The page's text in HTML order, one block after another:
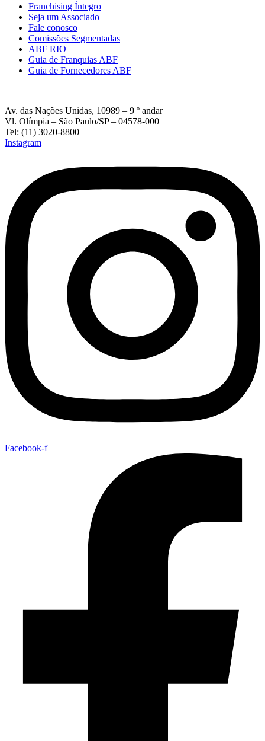
Franchising Íntegro
Seja um Associado
Fale conosco
Comissões Segmentadas
ABF RIO
Guia de Franquias ABF
Guia de Fornecedores ABF
Av. das Nações Unidas, 10989 – 9 º andar
Vl. Olímpia – São Paulo/SP – 04578-000
Tel: (11) 3020-8800
Instagram
Facebook-f